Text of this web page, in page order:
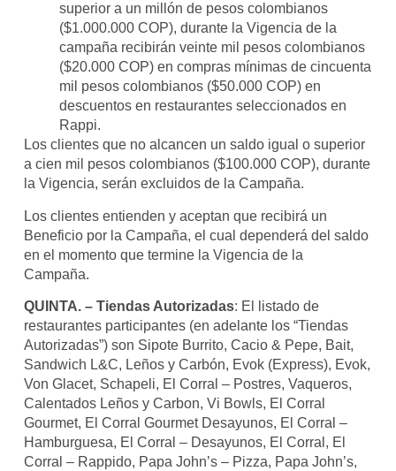
superior a un millón de pesos colombianos
($1.000.000 COP), durante la Vigencia de la
campaña recibirán veinte mil pesos colombianos
($20.000 COP) en compras mínimas de cincuenta
mil pesos colombianos ($50.000 COP) en
descuentos en restaurantes seleccionados en
Rappi.
Los clientes que no alcancen un saldo igual o superior
a cien mil pesos colombianos ($100.000 COP), durante
la Vigencia, serán excluidos de la Campaña.
Los clientes entienden y aceptan que recibirá un
Beneficio por la Campaña, el cual dependerá del saldo
en el momento que termine la Vigencia de la
Campaña.
QUINTA. – Tiendas Autorizadas: El listado de
restaurantes participantes (en adelante los “Tiendas
Autorizadas”) son Sipote Burrito, Cacio & Pepe, Bait,
Sandwich L&C, Leños y Carbón, Evok (Express), Evok,
Von Glacet, Schapeli, El Corral – Postres, Vaqueros,
Calentados Leños y Carbon, Vi Bowls, El Corral
Gourmet, El Corral Gourmet Desayunos, El Corral –
Hamburguesa, El Corral – Desayunos, El Corral, El
Corral – Rappido, Papa John’s – Pizza, Papa John’s,